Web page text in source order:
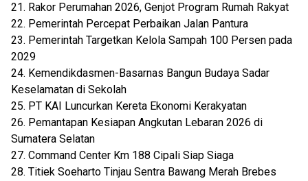
21. Rakor Perumahan 2026, Genjot Program Rumah Rakyat
22. Pemerintah Percepat Perbaikan Jalan Pantura
23. Pemerintah Targetkan Kelola Sampah 100 Persen pada
2029
24. Kemendikdasmen-Basarnas Bangun Budaya Sadar
Keselamatan di Sekolah
25. PT KAI Luncurkan Kereta Ekonomi Kerakyatan
26. Pemantapan Kesiapan Angkutan Lebaran 2026 di
Sumatera Selatan
27. Command Center Km 188 Cipali Siap Siaga
28. Titiek Soeharto Tinjau Sentra Bawang Merah Brebes